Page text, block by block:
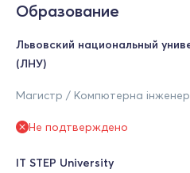
Образование
Львовский национальный
(ЛНУ)
Магистр / Компютерна
Не подтверждено
IT STEP University